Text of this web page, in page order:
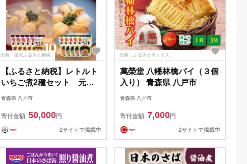
出典：楽天ふるさと納税
【ふるさと納税】レトルト
いちご煮2種セット 元祖
いちご煮5袋×帆立いちご煮
屋】
青森県 八戸市
寄付金額: 50,000円
2サイトで掲載中
出典：ふるさとチョイス
萬榮堂 八幡林檎パイ（３個
入り） 青森県 八戸市
青森県 八戸市
寄付金額: 7,000円
2サイトで掲載中